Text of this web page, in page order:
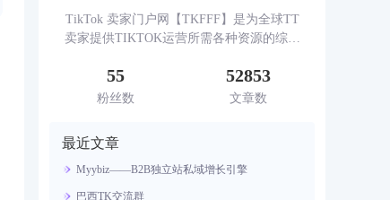
TikTok 卖家门户网【TKFFF】是为全球TT
卖家提供TIKTOK运营所需各种资源的综合
坛、社群、活动、人脉、货盘、教学等必备
55
粉丝数
52853
文章数
最近文章
Myybiz——B2B独立站私域增长引擎
巴西TK交流群